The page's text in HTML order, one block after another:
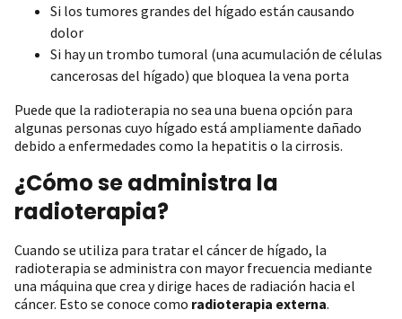
Si los tumores grandes del hígado están causando
dolor
Si hay un trombo tumoral (una acumulación de células
cancerosas del hígado) que bloquea la vena porta
Puede que la radioterapia no sea una buena opción para
algunas personas cuyo hígado está ampliamente dañado
debido a enfermedades como la hepatitis o la cirrosis.
¿Cómo se administra la
radioterapia?
Cuando se utiliza para tratar el cáncer de hígado, la
radioterapia se administra con mayor frecuencia mediante
una máquina que crea y dirige haces de radiación hacia el
cáncer. Esto se conoce como radioterapia externa.